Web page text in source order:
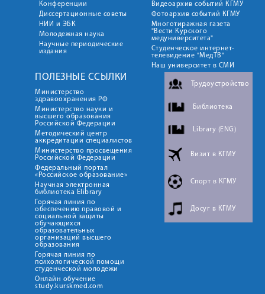
Конференции
Диссертационные советы
НИИ и ЭБК
Молодежная наука
Научные периодические
издания
Видеоархив событий КГМУ
Фотоархив событий КГМУ
Многотиражная газета
"Вести Курского
медуниверситета"
Студенческое интернет-
телевидение "МедТВ"
Наш университет в СМИ
ПОЛЕЗНЫЕ ССЫЛКИ
Министерство
здравоохранения РФ
Министерство науки и
высшего образования
Российской Федерации
Методический центр
аккредитации специалистов
Министерство просвещения
Российской Федерации
Федеральный портал
«Российское образование»
Научная электронная
библиотека Elibrary
Горячая линия по
обеспечению правовой и
социальной защиты
обучающихся
образовательных
организаций высшего
образования
Горячая линия по
психологической помощи
студенческой молодежи
Онлайн обучение
study.kurskmed.com
Трудоустройство
Библиотека
Library (ENG)
Визит в КГМУ
Спорт в КГМУ
Досуг в КГМУ